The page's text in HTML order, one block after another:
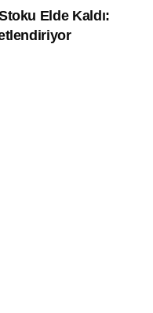
Elde Kaldı: